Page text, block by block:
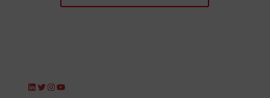
LinkedIn
Twitter
Instagram
YouTube